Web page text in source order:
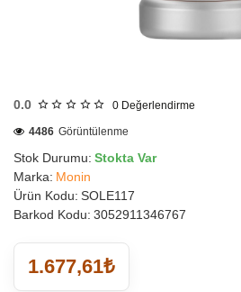
0.0 0 Değerlendirme
Stok Durumu: Stokta Var
Marka: Monin
Ürün Kodu: SOLE117
Barkod Kodu: 3052911346767
4486 Görüntülenme
1.677,61₺